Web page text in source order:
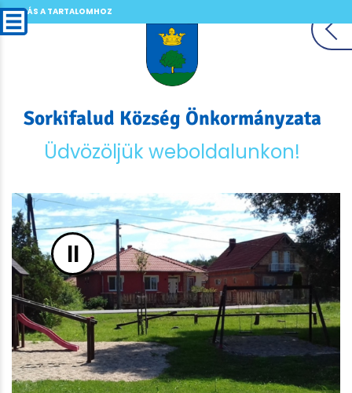
UGRÁS A TARTALOMHOZ
Sorkifalud Község Önkormányzata
Üdvözöljük weboldalunkon!
II